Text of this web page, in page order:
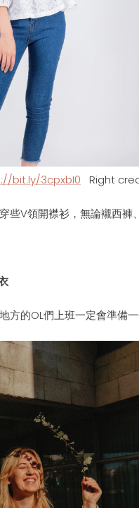
bit.ly/3cpxbI0 Right
穿些V領開襟衫 ， 無論襯西褲
方的OL們上班一定會準備